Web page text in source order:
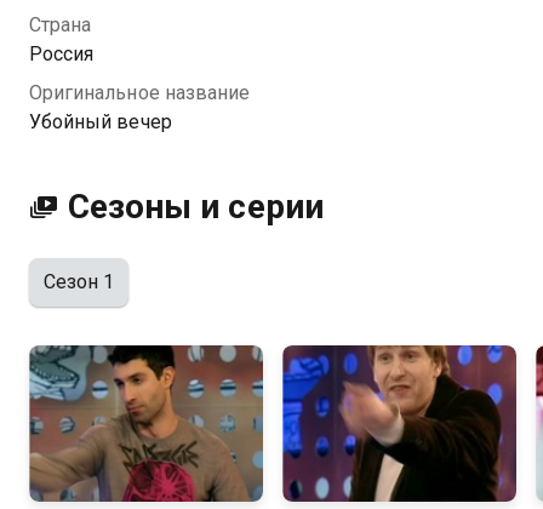
Посмотреть онлайн 1 сезон сериала Убойный вечер
вы можете совершенно бесплатно в хорошем HD
Страна
Россия
Оригинальное название
Убойный вечер
Сезоны и серии
Сезон 1